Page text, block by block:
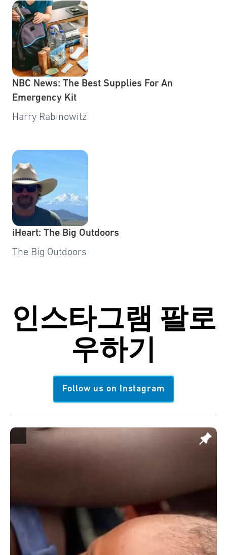
NBC News: The Best Supplies For An
Emergency Kit
Harry Rabinowitz
iHeart: The Big Outdoors
The Big Outdoors
인스타그램 팔로
우하기
Follow us on Instagram